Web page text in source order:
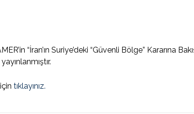
“İran’ın Suriye’deki “Güvenli Bölge” Kararına
tıklayınız.